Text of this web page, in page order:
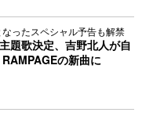
ったスペシャル予告も解禁
題歌決定、吉野北人が自
の新曲に